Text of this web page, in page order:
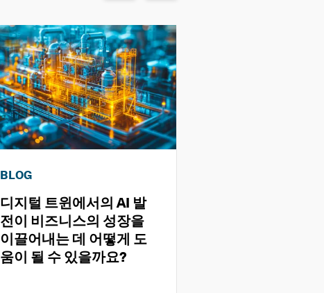
BLOG
디지털 트윈에서의 AI 발
전이 비즈니스의 성장을
이끌어내는 데 어떻게 도
움이 될 수 있을까요?